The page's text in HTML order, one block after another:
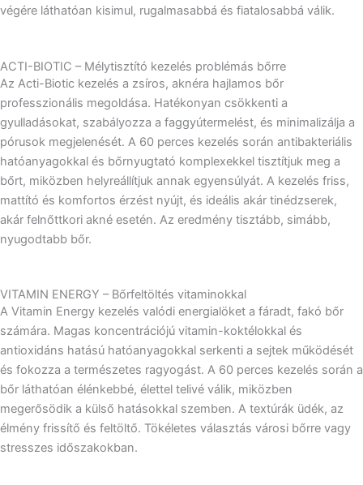
végére láthatóan kisimul, rugalmasabbá és fiatalosabbá válik.
ACTI-BIOTIC – Mélytisztító kezelés problémás bőrre
Az Acti-Biotic kezelés a zsíros, aknéra hajlamos bőr
professzionális megoldása. Hatékonyan csökkenti a
gyulladásokat, szabályozza a faggyútermelést, és minimalizálja a
pórusok megjelenését. A 60 perces kezelés során antibakteriális
hatóanyagokkal és bőrnyugtató komplexekkel tisztítjuk meg a
bőrt, miközben helyreállítjuk annak egyensúlyát. A kezelés friss,
mattító és komfortos érzést nyújt, és ideális akár tinédzserek,
akár felnőttkori akné esetén. Az eredmény tisztább, simább,
nyugodtabb bőr.
VITAMIN ENERGY – Bőrfeltöltés vitaminokkal
A Vitamin Energy kezelés valódi energialöket a fáradt, fakó bőr
számára. Magas koncentrációjú vitamin-koktélokkal és
antioxidáns hatású hatóanyagokkal serkenti a sejtek működését
és fokozza a természetes ragyogást. A 60 perces kezelés során a
bőr láthatóan élénkebbé, élettel telivé válik, miközben
megerősödik a külső hatásokkal szemben. A textúrák üdék, az
élmény frissítő és feltöltő. Tökéletes választás városi bőrre vagy
stresszes időszakokban.